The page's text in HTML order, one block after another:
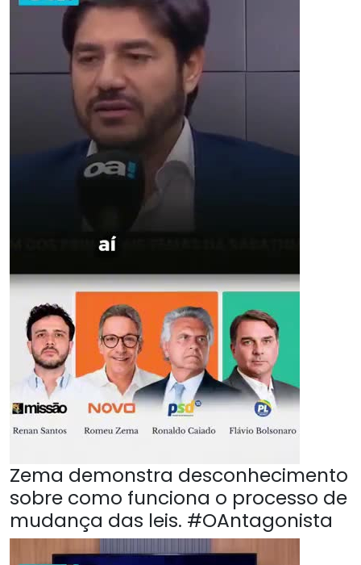
Zema demonstra desconhecimento
sobre como funciona o processo de
mudança das leis. #OAntagonista